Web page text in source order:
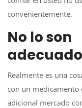
convenientemente.
No lo son
Realmente es una
con un
adicional mercado